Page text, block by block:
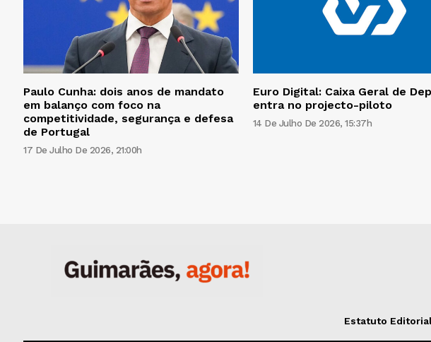
Paulo Cunha: dois anos de mandato
em balanço com foco na
competitividade, segurança e defesa
de Portugal
17 De Julho De 2026, 21:00h
Euro Digital: Caixa Geral de
entra no projecto-piloto
14 De Julho De 2026, 15:37h
Estatuto